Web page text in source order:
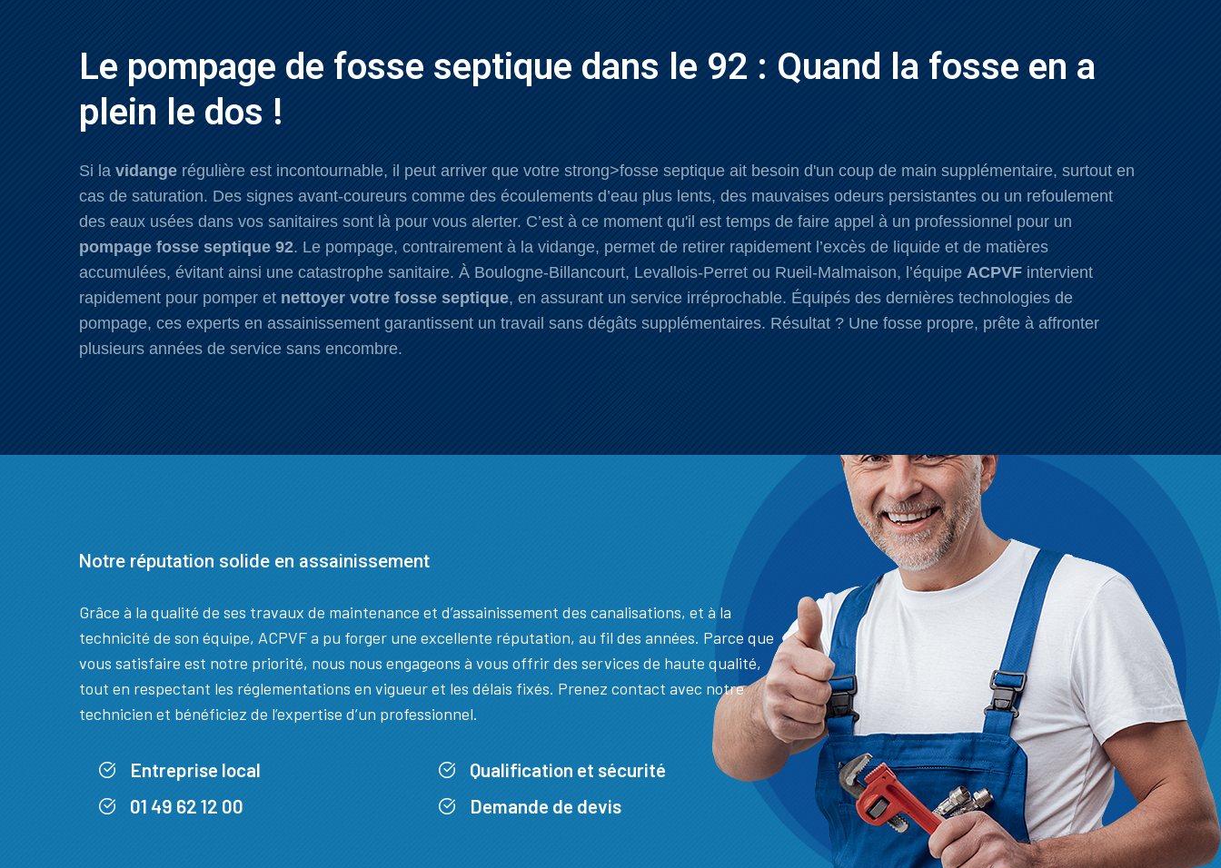
Le pompage de fosse septique dans le 92 : Quand la fosse en a
plein le dos !
Si lavidangerégulière est incontournable, il peut arriver que votre strong>fosse septique ait besoin d'un coup de main supplémentaire, surtout en
cas de saturation. Des signes avant-coureurs comme des écoulements d’eau plus lents, des mauvaises odeurs persistantes ou un refoulement
des eaux usées dans vos sanitaires sont là pour vous alerter. C’est à ce moment qu'il est temps de faire appel à un professionnel pour un
pompage fosse septique 92. Le pompage, contrairement à la vidange, permet de retirer rapidement l’excès de liquide et de matières
accumulées, évitant ainsi une catastrophe sanitaire. À Boulogne-Billancourt, Levallois-Perret ou Rueil-Malmaison, l’équipeACPVFintervient
rapidement pour pomper etnettoyer votre fosse septique, en assurant un service irréprochable. Équipés des dernières technologies de
pompage, ces experts en assainissement garantissent un travail sans dégâts supplémentaires. Résultat ? Une fosse propre, prête à affronter
plusieurs années de service sans encombre.
Notre réputation solide en assainissement
Grâce à la qualité de ses travaux de maintenance et d’assainissement des canalisations, et à la
technicité de son équipe, ACPVF a pu forger une excellente réputation, au fil des années. Parce que
vous satisfaire est notre priorité, nous nous engageons à vous offrir des services de haute qualité,
tout en respectant les réglementations en vigueur et les délais fixés. Prenez contact avec notre
technicien et bénéficiez de l’expertise d’un professionnel.
Entreprise local
Qualification et sécurité
01 49 62 12 00
Demande de devis